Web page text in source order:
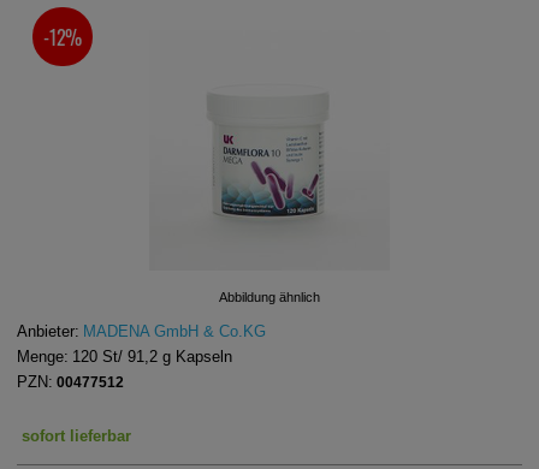
Abbildung ähnlich
SIE SPAREN
-12%
Anbieter: MADENA GmbH & Co.KG
Menge: 120 St/ 91,2 g Kapseln
PZN: 00477512
sofort lieferbar